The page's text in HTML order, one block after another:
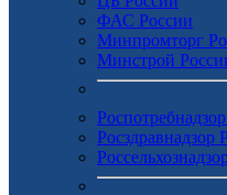
ФАС России
Минпромторг
Минстрой
Росздравнадзор